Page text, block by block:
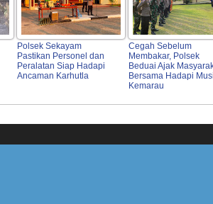
Polsek Sekayam
Pastikan Personel dan
Peralatan Siap Hadapi
Ancaman Karhutla
Cegah Sebelum
Membakar, Polsek
Beduai Ajak
Bersama Hadapi
Kemarau